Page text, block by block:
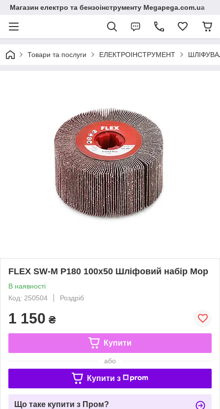
Магазин електро та бензоінструменту Megapega.com.ua
Товари та послуги ЕЛЕКТРОІНСТРУМЕНТ
FLEX SW-M P180 100x50 Шліфовий набір Mop
В наявності
Код: 250504
Роздріб
1 150 ₴
Купити
або
Купити з
Що таке купити з Пром?